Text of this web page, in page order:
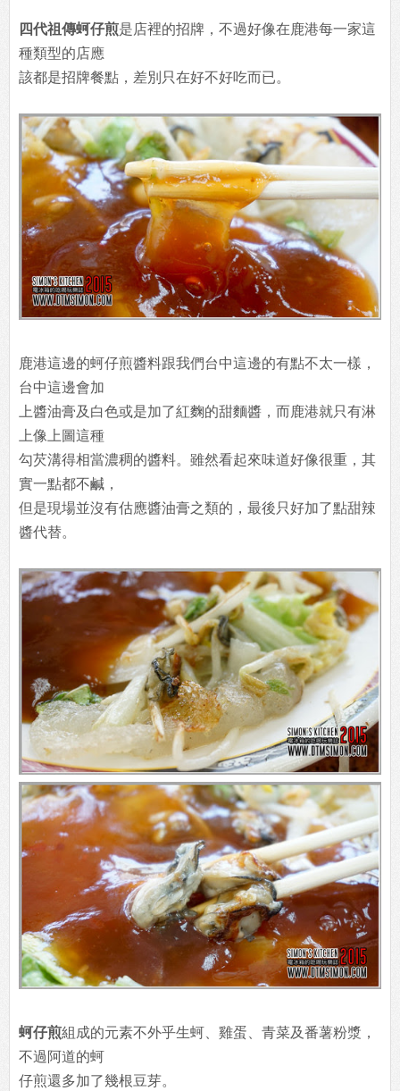
四代祖傳蚵仔煎是店裡的招牌，不過好像在鹿港每一家這
種類型的店應
該都是招牌餐點，差別只在好不好吃而已。
鹿港這邊的蚵仔煎醬料跟我們台中這邊的有點不太一樣，
台中這邊會加
上醬油膏及白色或是加了紅麴的甜麵醬，而鹿港就只有淋
上像上圖這種
勾芡溝得相當濃稠的醬料。雖然看起來味道好像很重，其
實一點都不鹹，
但是現場並沒有估應醬油膏之類的，最後只好加了點甜辣
醬代替。
蚵仔煎組成的元素不外乎生蚵、雞蛋、青菜及番薯粉漿，
不過阿道的蚵
仔煎還多加了幾根豆芽。